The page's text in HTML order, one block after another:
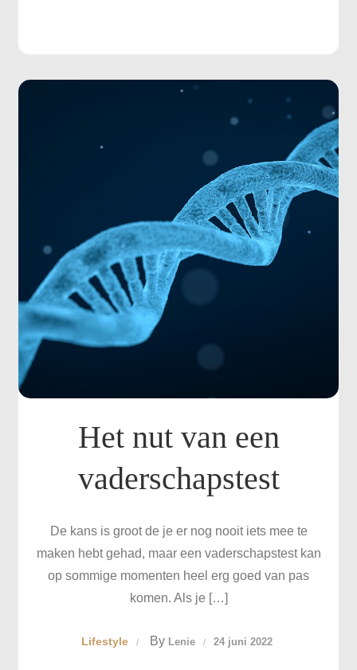
Het nut van een
vaderschapstest
De kans is groot de je er nog nooit iets mee te
maken hebt gehad, maar een vaderschapstest kan
op sommige momenten heel erg goed van pas
komen. Als je […]
Lifestyle By Lenie 24 juni 2022